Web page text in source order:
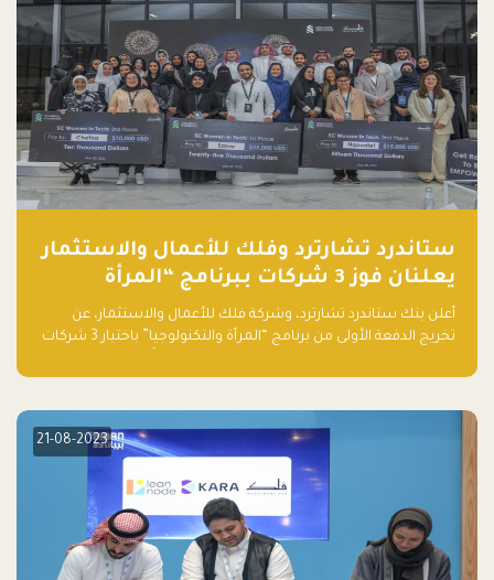
ستاندرد تشارترد وفلك للأعمال والاستثمار
يعلنان فوز 3 شركات ببرنامج “المرأة
والتكنولوجيا”
أعلن بنك ستاندرد تشارترد، وشركة فلك للأعمال والاستثمار، عن
تخريج الدفعة الأولى من برنامج “المرأة والتكنولوجيا” باختيار 3 شركات
الأعمال، اللواتي خضعن لبرنامج حاضنة مدته 8 أسابيع، أفكاراً مبتكرة
21-08-2023